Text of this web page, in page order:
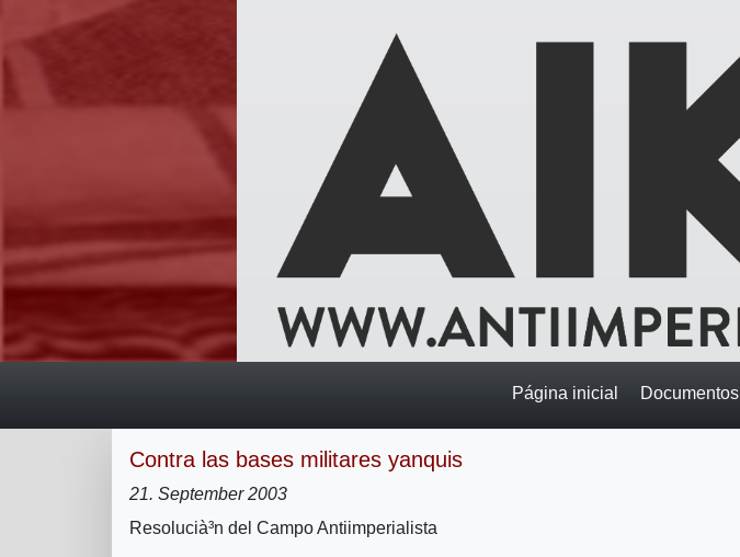
Página inicial Documentos
Contra las bases militares yanquis
21. September 2003
Resolucià³n del Campo Antiimperialista